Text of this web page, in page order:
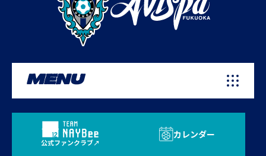
MENU
公式ファンクラブ
カレンダー